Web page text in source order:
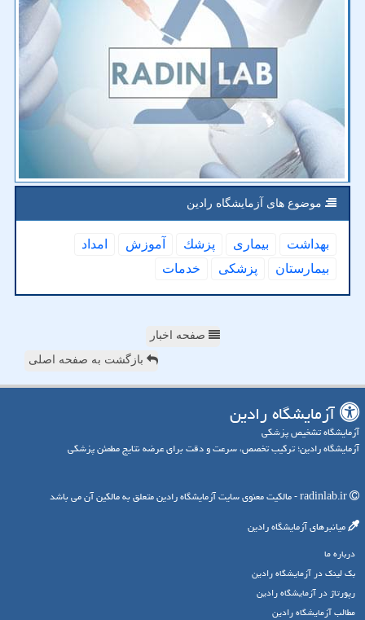
موضوع های آزمایشگاه رادین
بهداشت بیماری پزشك آموزش
امداد
بیمارستان
پزشكی خدمات
صفحه اخبار
بازگشت به صفحه اصلی
آزمایشگاه رادین
آزمایشگاه تشخیص پزشکی
آزمایشگاه رادین؛ ترکیب تخصص، سرعت و دقت برای عرضه نتایج مطمئن پزشکی
میانبرهای آزمایشگاه رادین
درباره ما
بک لینک در آزمایشگاه رادین
رپورتاژ در آزمایشگاه رادین
مطالب آزمایشگاه رادین